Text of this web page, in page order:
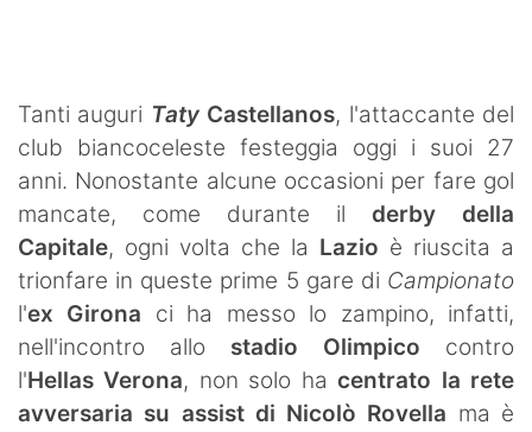
Tanti auguri TatyCastellanos, l'attaccante del
club biancoceleste festeggia oggi i suoi 27
anni. Nonostante alcune occasioni per fare gol
mancate, come durante il derby della
Capitale, ogni volta che la Lazio è riuscita a
trionfare in queste prime 5 gare di Campionato
l'ex Girona ci ha messo lo zampino, infatti,
nell'incontro allo stadio Olimpico contro
l'Hellas Verona, non solo hacentrato la rete
avversaria su assist di Nicolò Rovella ma è